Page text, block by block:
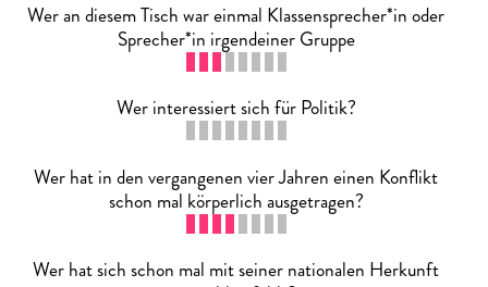
Wer an diesem Tisch war einmal Klassensprecher*in oder
Sprecher*in irgendeiner Gruppe
Wer interessiert sich für Politik?
Wer hat in den vergangenen vier Jahren einen Konflikt
schon mal körperlich ausgetragen?
Wer hat sich schon mal mit seiner nationalen Herkunft